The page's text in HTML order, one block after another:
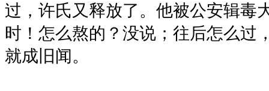
过，许氏又释放了。他被公安辑毒
时！怎么熬的？没说；往后怎么过
就成旧闻。